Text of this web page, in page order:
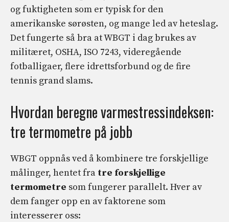
og fuktigheten som er typisk for den
amerikanske sørøsten, og mange led av heteslag.
Det fungerte så bra at WBGT i dag brukes av
militæret, OSHA, ISO 7243, videregående
fotballigaer, flere idrettsforbund og de fire
tennis grand slams.
Hvordan beregne varmestressindeksen:
tre termometre på jobb
WBGT oppnås ved å kombinere tre forskjellige
målinger, hentet fra tre forskjellige
termometre som fungerer parallelt. Hver av
dem fanger opp en av faktorene som
interesserer oss: